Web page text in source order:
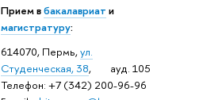
Прием вбакалавриат и
магистратуру:
614070, Пермь,ул.
Студенческая, 38, ауд. 105
Телефон: +7 (342) 200-96-96